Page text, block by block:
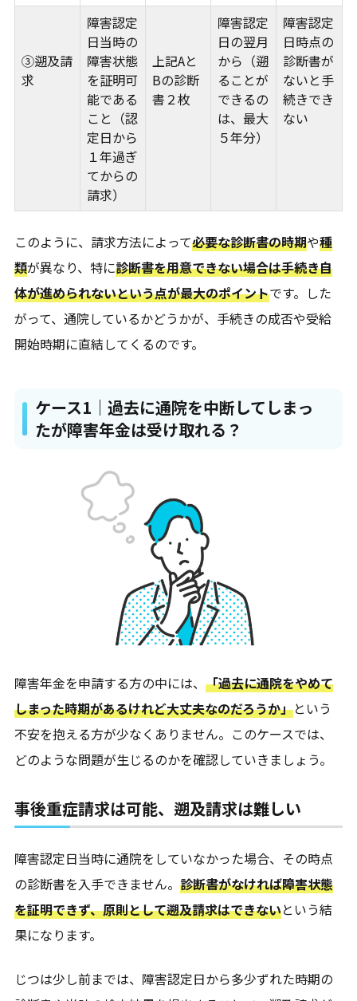
③遡及請
求
障害認定
日当時の
障害状態
を証明可
能である
こと（認
定日から
１年過ぎ
てからの
請求）
上記Aと
Bの診断
書２枚
障害認定
日の翌月
から（遡
ることが
できるの
は、最大
５年分）
障害認定
日時点の
診断書が
ないと手
続きでき
ない
このように、請求方法によって必要な診断書の時期や種
類が異なり、特に診断書を用意できない場合は手続き自
体が進められないという点が最大のポイントです。した
がって、通院しているかどうかが、手続きの成否や受給
開始時期に直結してくるのです。
ケース1｜過去に通院を中断してしまっ
たが障害年金は受け取れる？
障害年金を申請する方の中には、 「過去に通院をやめて
しまった時期があるけれど大丈夫なのだろうか」という
不安を抱える方が少なくありません。このケースでは、
どのような問題が生じるのかを確認していきましょう。
事後重症請求は可能、遡及請求は難しい
障害認定日当時に通院をしていなかった場合、その時点
の診断書を入手できません。 診断書がなければ障害状態
を証明できず、原則として遡及請求はできないという結
果になります。
じつは少し前までは、障害認定日から多少ずれた時期の